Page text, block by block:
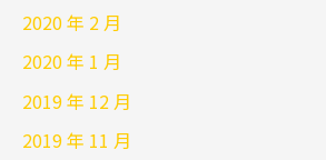
2020 年 2 月
2020 年 1 月
2019 年 12 月
2019 年 11 月